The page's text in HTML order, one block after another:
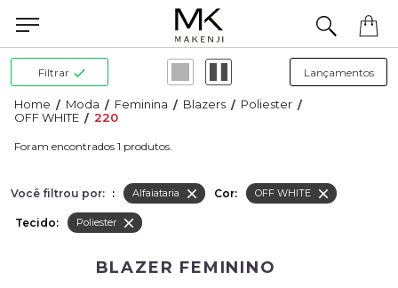
Filtrar
Moda Feminina Blazers
Poliester
OFF WHITE
220
1
Você filtrou por: : Alfaiataria Cor: OFF WHITE
Tecido: Poliester
BLAZER FEMININO